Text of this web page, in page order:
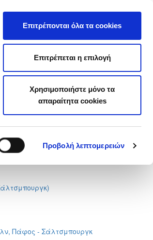
Προβολή λεπτομερειών
Επιτρέπονται όλα τα cookies
Επιτρέπεται η επιλογή
Χρησιμοποιήστε μόνο τα
απαραίτητα cookies
Next
Tweets by CyprusFA
γεγονότα
Πάφος - Σάλτσμπουργκ